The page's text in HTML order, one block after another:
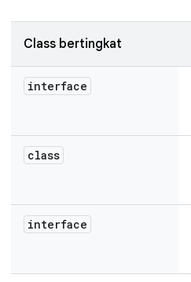
Class bertingkat
interface
class
interface